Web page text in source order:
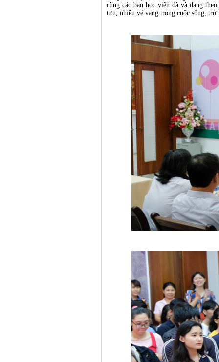
cùng các bạn học viên đã và đang
tựu, nhiều vẻ vang trong cuộc sống,